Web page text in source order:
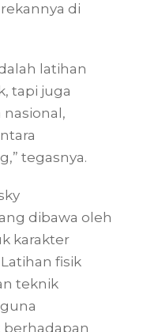
di
latihan
tapi juga
nasional,
tegasnya.
dibawa oleh
karakter
fisik
teknik
berhadapan